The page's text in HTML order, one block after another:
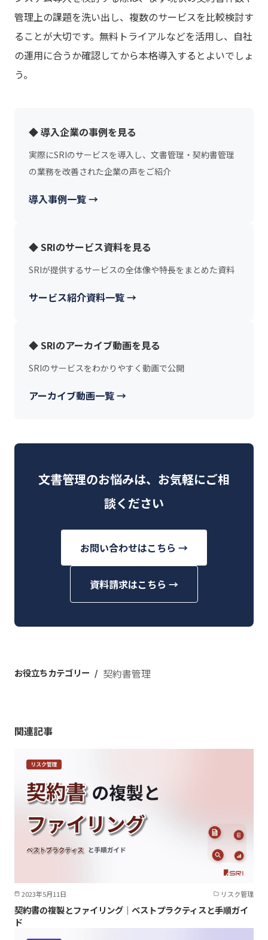
管理上の課題を洗い出し、複数のサービスを比較検討す
ることが大切です。無料トライアルなどを活用し、自社
の運用に合うか確認してから本格導入するとよいでしょ
う。
◆ 導入企業の事例を見る
実際にSRIのサービスを導入し、文書管理・契約書管理
の業務を改善された企業の声をご紹介
導入事例一覧 →
◆ SRIのサービス資料を見る
SRIが提供するサービスの全体像や特長をまとめた資料
サービス紹介資料一覧 →
◆ SRIのアーカイブ動画を見る
SRIのサービスをわかりやすく動画で公開
アーカイブ動画一覧 →
文書管理のお悩みは、お気軽にご相
談ください
お問い合わせはこちら →
資料請求はこちら →
お役立ちカテゴリー 契約書管理
関連記事
2023年5月11日 リスク管理
契約書の複製とファイリング｜ベストプラクティスと手順ガイ
ド